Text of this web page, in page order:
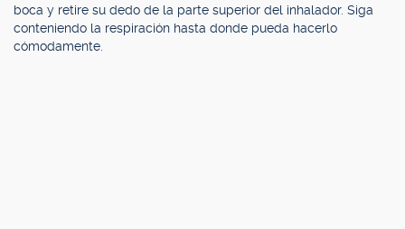
boca y retire su dedo de la parte superior del inhalador. Siga
conteniendo la respiración hasta donde pueda hacerlo
cómodamente.